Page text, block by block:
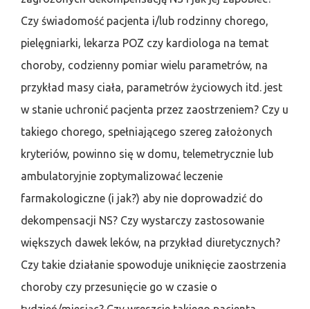
Czy świadomość pacjenta i/lub rodzinny chorego,
pielęgniarki, lekarza POZ czy kardiologa na temat
choroby, codzienny pomiar wielu parametrów, na
przykład masy ciała, parametrów życiowych itd. jest
w stanie uchronić pacjenta przez zaostrzeniem? Czy u
takiego chorego, spełniającego szereg założonych
kryteriów, powinno się w domu, telemetrycznie lub
ambulatoryjnie zoptymalizować leczenie
farmakologiczne (i jak?) aby nie doprowadzić do
dekompensacji NS? Czy wystarczy zastosowanie
większych dawek leków, na przykład diuretycznych?
Czy takie działanie spowoduje uniknięcie zaostrzenia
choroby czy przesunięcie go w czasie o